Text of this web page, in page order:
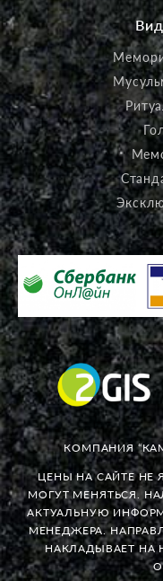
КОМПАНИЯ
ЦЕНЫ НА САЙТЕ
МОГУТ МЕНЯТЬСЯ.
АКТУАЛЬНУЮ
МЕНЕДЖЕРА.
НАКЛАДЫВАЕТ НА